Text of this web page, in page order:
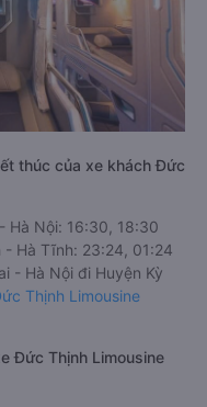
thúc của xe khách Đức
Hà Nội: 16:30, 18:30
- Hà Tĩnh: 23:24, 01:24
- Hà Nội đi Huyện Kỳ
Thịnh Limousine
Đức Thịnh Limousine